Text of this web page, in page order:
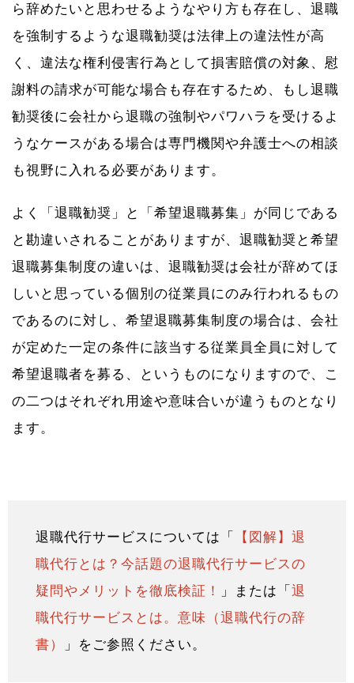
ら辞めたいと思わせるようなやり方も存在し、退職
を強制するような退職勧奨は法律上の違法性が高
く、違法な権利侵害行為として損害賠償の対象、慰
謝料の請求が可能な場合も存在するため、もし退職
勧奨後に会社から退職の強制やパワハラを受けるよ
うなケースがある場合は専門機関や弁護士への相談
も視野に入れる必要があります。
よく「退職勧奨」と「希望退職募集」が同じである
と勘違いされることがありますが、退職勧奨と希望
退職募集制度の違いは、退職勧奨は会社が辞めてほ
しいと思っている個別の従業員にのみ行われるもの
であるのに対し、希望退職募集制度の場合は、会社
が定めた一定の条件に該当する従業員全員に対して
希望退職者を募る、というものになりますので、こ
の二つはそれぞれ用途や意味合いが違うものとなり
ます。
退職代行サービスについては「
【図解】退
職代行とは？今話題の退職代行サービスの
疑問やメリットを徹底検証！
」または「 退
職代行サービスとは。意味（退職代行の辞
書）
」をご参照ください。